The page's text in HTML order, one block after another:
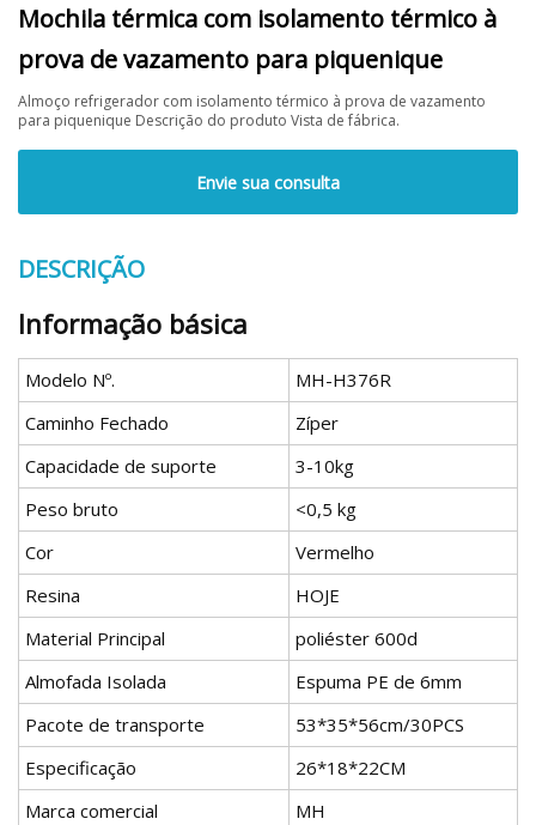
Mochila térmica com isolamento térmico à
prova de vazamento para piquenique
Almoço refrigerador com isolamento térmico à prova de vazamento
para piquenique Descrição do produto Vista de fábrica.
Envie sua consulta
DESCRIÇÃO
Informação básica
Modelo Nº.
MH-H376R
Caminho Fechado
Zíper
Capacidade de suporte
3-10kg
Peso bruto
<0,5 kg
Cor
Vermelho
Resina
HOJE
Material Principal
poliéster 600d
Almofada Isolada
Espuma PE de 6mm
Pacote de transporte
53*35*56cm/30PCS
Especificação
26*18*22CM
Marca comercial
MH